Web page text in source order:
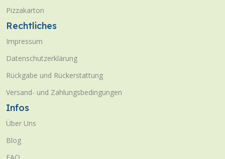
Pizzakarton
Rechtliches
Impressum
Datenschutzerklärung
Rückgabe und Rückerstattung
Versand- und Zahlungsbedingungen
Infos
Über Uns
Blog